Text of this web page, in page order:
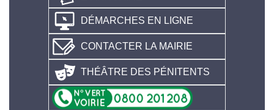
DÉMARCHES EN LIGNE
CONTACTER LA MAIRIE
THÉÂTRE DES PÉNITENTS